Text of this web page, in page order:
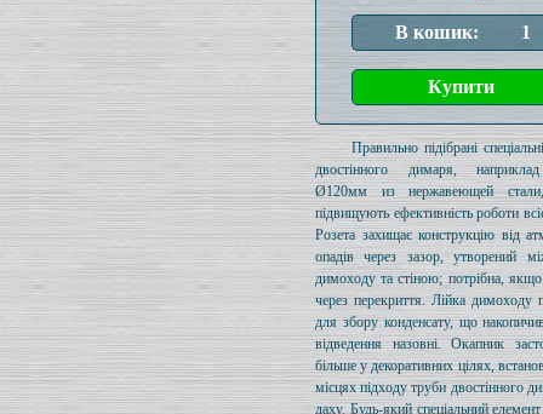
Правильно підібрані
двостінного димаря,
Ø120мм из нержавеющей
підвищують ефективність роботи
Розета захищає конструкцію від
опадів через зазор, утворений
димоходу та стіною; потрібна,
через перекриття. Лійка димоходу
для збору конденсату, що
відведення назовні. Окапник
більше у декоративних цілях,
місцях підходу труби двостінного
даху. Будь-який спеціальний